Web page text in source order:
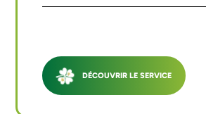
DÉCOUVRIR LE SERVICE